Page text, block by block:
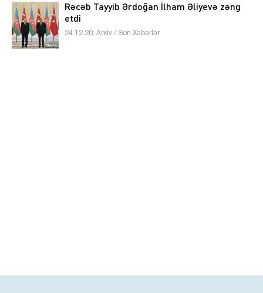
Rəcəb Tayyib Ərdoğan İlham Əliyevə zəng
etdi
24.12.20, Arxiv / Son Xəbərlər